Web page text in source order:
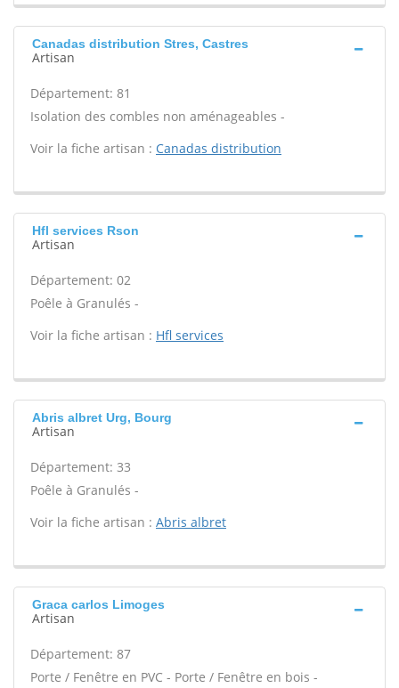
Canadas distribution Stres, Castres
Artisan
Département: 81
Isolation des combles non aménageables -
Voir la fiche artisan : Canadas distribution
Hfl services Rson
Artisan
Département: 02
Poêle à Granulés -
Voir la fiche artisan : Hfl services
Abris albret Urg, Bourg
Artisan
Département: 33
Poêle à Granulés -
Voir la fiche artisan : Abris albret
Graca carlos Limoges
Artisan
Département: 87
Porte / Fenêtre en PVC - Porte / Fenêtre en bois -